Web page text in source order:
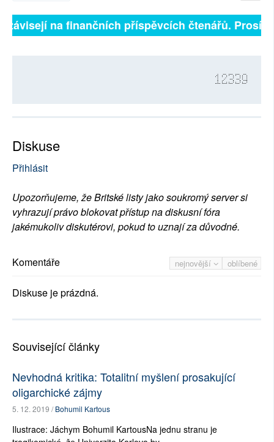
na finančních příspěvcích čtenářů.
12339
Diskuse
Přihlásit
Upozorňujeme, že Britské listy jako soukromý server si
vyhrazují právo blokovat přístup na diskusní fóra
jakémukoliv diskutérovi, pokud to uznají za důvodné.
nejnovější oblíbené
Komentáře
Diskuse je prázdná.
Související články
Nevhodná kritika: Totalitní myšlení prosakující
oligarchické zájmy
5. 12. 2019 /Bohumil Kartous
Ilustrace: Jáchym Bohumil KartousNa jednu stranu je